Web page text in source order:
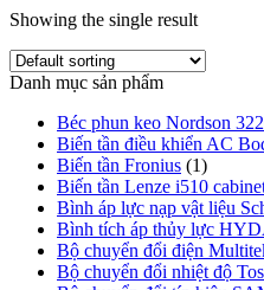
Showing the single result
Danh mục sản phẩm
Béc phun keo Nordson
Biến tần điều khiển AC
Biến tần Fronius (1)
Biến tần Lenze i510
Bình áp lực nạp vật liệu
Bình tích áp thủy lực
Bộ chuyển đổi điện
Bộ chuyển đổi nhiệt độ